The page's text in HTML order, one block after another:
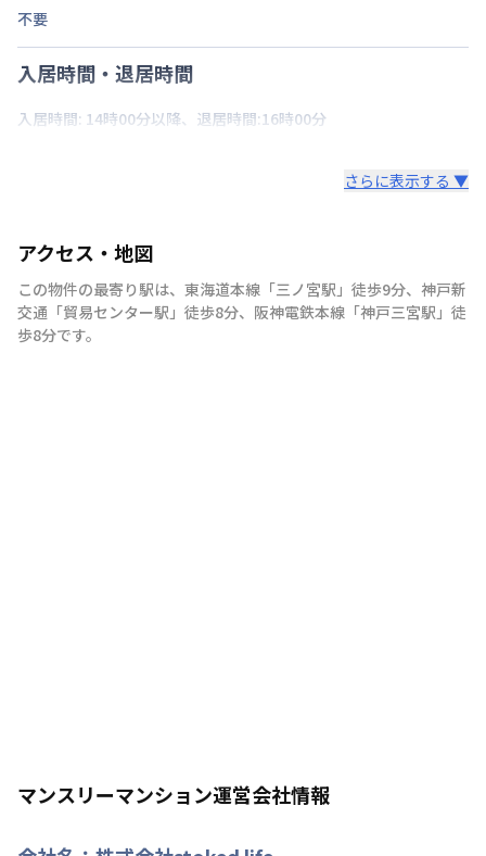
不要
入居時間・退居時間
入居時間: 14時00分以降、退居時間:16時00分
さらに表示する ▼
アクセス・地図
この物件の最寄り駅は、 東海道本線 「三ノ宮駅 」 徒歩9分、 神戸新
交通 「貿易センター駅 」 徒歩8分、 阪神電鉄本線 「神戸三宮駅 」 徒
歩8分です。
マンスリーマンション運営会社情報